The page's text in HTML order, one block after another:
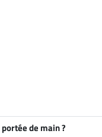
de main ?